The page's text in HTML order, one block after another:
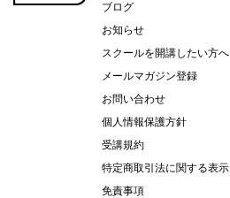
ブログ
お知らせ
スクールを開講したい方へ
メールマガジン登録
お問い合わせ
個人情報保護方針
受講規約
特定商取引法に関する表示
免責事項